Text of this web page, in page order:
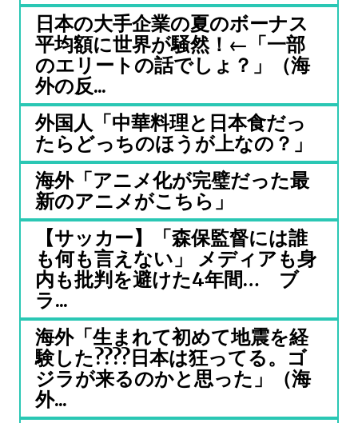
日本の大手企業の夏のボーナス
平均額に世界が騒然！←「一部
のエリートの話でしょ？」（海
外の反...
外国人「中華料理と日本食だっ
たらどっちのほうが上なの？」
海外「アニメ化が完璧だった最
新のアニメがこちら」
【サッカー】「森保監督には誰
も何も言えない」 メディアも身
内も批判を避けた4年間… ブ
ラ...
海外「生まれて初めて地震を経
験した????日本は狂ってる。ゴ
ジラが来るのかと思った」（海
外...